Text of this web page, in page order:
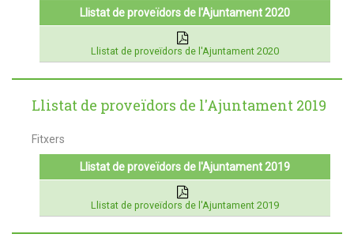
Llistat de proveïdors de l'Ajuntament 2020
Llistat de proveïdors de l'Ajuntament 2020
Llistat de proveïdors de l'Ajuntament 2019
Fitxers
Llistat de proveïdors de l'Ajuntament 2019
Llistat de proveïdors de l'Ajuntament 2019